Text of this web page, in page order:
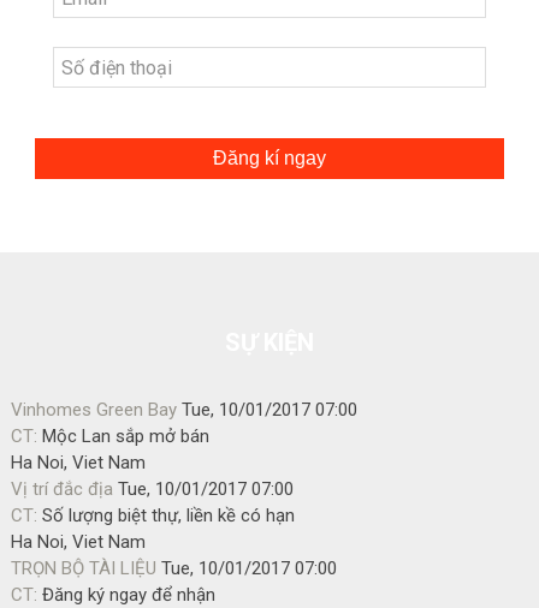
Đăng kí ngay
Vinhomes Green Bay Tue, 10/01/2017 07:00
CT: Mộc Lan sắp mở bán
Ha Noi, Viet Nam
Vị trí đắc địa Tue, 10/01/2017 07:00
CT: Số lượng biệt thự, liền kề có hạn
Ha Noi, Viet Nam
TRỌN BỘ TÀI LIỆU Tue, 10/01/2017 07:00
CT: Đăng ký ngay để nhận